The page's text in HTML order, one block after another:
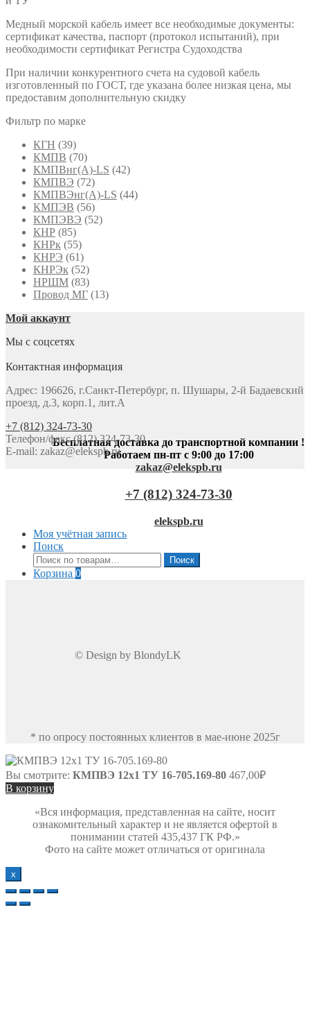
Медный морской кабель имеет все необходимые документы:
сертификат качества, паспорт (протокол испытаний), при
необходимости сертификат Регистра Судоходства
При наличии конкурентного счета на судовой кабель
изготовленный по ГОСТ, где указана более низкая цена, мы
предоставим дополнительную скидку
Фильтр по марке
КГН (39)
КМПВ (70)
КМПВнг(А)-LS (42)
КМПВЭ (72)
КМПВЭнг(А)-LS (44)
КМПЭВ (56)
КМПЭВЭ (52)
КНР (85)
КНРк (55)
КНРЭ (61)
КНРЭк (52)
НРШМ (83)
Провод МГ (13)
Мой аккаунт
Мы с соцсетях
Контактная информация
Адрес: 196626, г.Санкт-Петербург, п. Шушары, 2-й Бадаевский
проезд, д.3, корп.1, лит.А
+7 (812) 324-73-30
Телефон/факс (812) 324-73-30
E-mail: zakaz@elekspb.ru
Бесплатная доставка до транспортной компании !
Работаем пн-пт с 9:00 до 17:00
zakaz@elekspb.ru
+7 (812) 324-73-30
elekspb.ru
Моя учётная запись
Поиск
Искать:
Поиск
Корзина 0
© Design by BlondyLK
* по опросу постоянных клиентов в мае-июне 2025г
Вы смотрите: КМПВЭ 12х1 ТУ 16-705.169-80 467,00₽
В корзину
«Вся информация, представленная на сайте, носит
ознакомительный характер и не является офертой в
понимании статей 435,437 ГК РФ.»
Фото на сайте может отличаться от оригинала
х